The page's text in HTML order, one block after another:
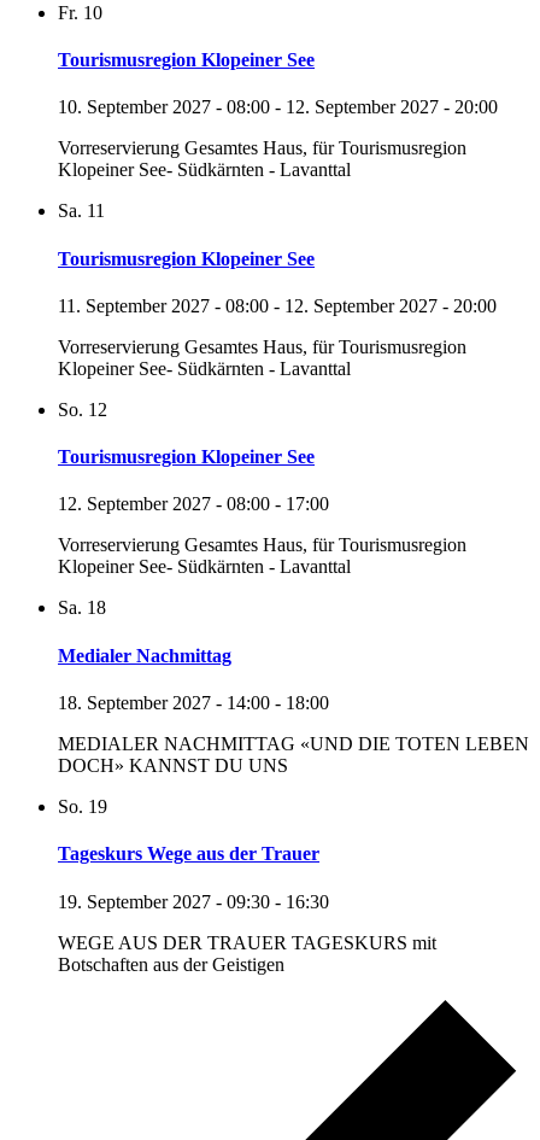
Fr. 10
Tourismusregion Klopeiner See
10. September 2027 - 08:00 - 12. September 2027 - 20:00
Vorreservierung Gesamtes Haus, für Tourismusregion
Klopeiner See- Südkärnten - Lavanttal
Sa. 11
Tourismusregion Klopeiner See
11. September 2027 - 08:00 - 12. September 2027 - 20:00
Vorreservierung Gesamtes Haus, für Tourismusregion
Klopeiner See- Südkärnten - Lavanttal
So. 12
Tourismusregion Klopeiner See
12. September 2027 - 08:00 - 17:00
Vorreservierung Gesamtes Haus, für Tourismusregion
Klopeiner See- Südkärnten - Lavanttal
Sa. 18
Medialer Nachmittag
18. September 2027 - 14:00 - 18:00
MEDIALER NACHMITTAG «UND DIE TOTEN LEBEN
DOCH» KANNST DU UNS
So. 19
Tageskurs Wege aus der Trauer
19. September 2027 - 09:30 - 16:30
WEGE AUS DER TRAUER TAGESKURS mit
Botschaften aus der Geistigen